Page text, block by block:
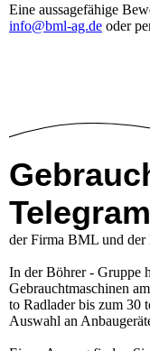
Eine aussagefähige
info@bml-ag.de oder
der Firma BML und der
In der Böhrer - Gruppe
Gebrauchtmaschinen
to Radlader bis zum 30
Auswahl an